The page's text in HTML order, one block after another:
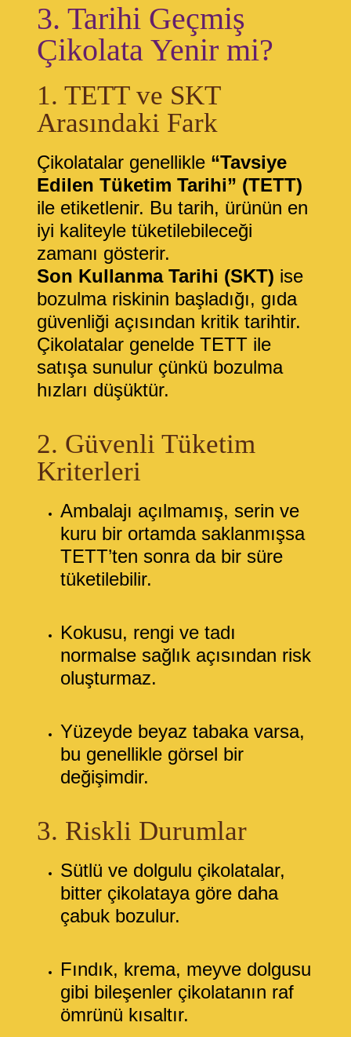
3. Tarihi Geçmiş
Çikolata Yenir mi?
1. TETT ve SKT
Arasındaki Fark
Çikolatalar genellikle “Tavsiye
Edilen Tüketim Tarihi” (TETT)
ile etiketlenir. Bu tarih, ürünün en
iyi kaliteyle tüketilebileceği
zamanı gösterir.
Son Kullanma Tarihi (SKT) ise
bozulma riskinin başladığı, gıda
güvenliği açısından kritik tarihtir.
Çikolatalar genelde TETT ile
satışa sunulur çünkü bozulma
hızları düşüktür.
2. Güvenli Tüketim
Kriterleri
Ambalajı açılmamış, serin ve
kuru bir ortamda saklanmışsa
TETT’ten sonra da bir süre
tüketilebilir.
Kokusu, rengi ve tadı
normalse sağlık açısından risk
oluşturmaz.
Yüzeyde beyaz tabaka varsa,
bu genellikle görsel bir
değişimdir.
3. Riskli Durumlar
Sütlü ve dolgulu çikolatalar,
bitter çikolataya göre daha
çabuk bozulur.
Fındık, krema, meyve dolgusu
gibi bileşenler çikolatanın raf
ömrünü kısaltır.